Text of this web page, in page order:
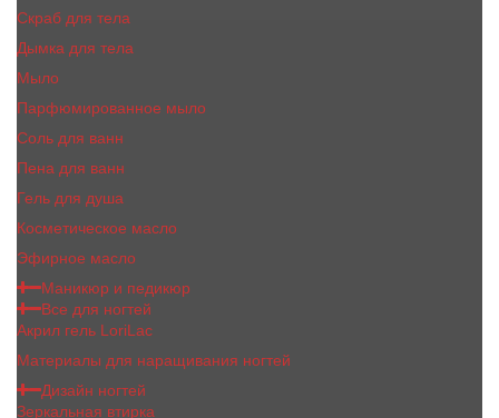
Скраб для тела
Дымка для тела
Мыло
Парфюмированное мыло
Соль для ванн
Пена для ванн
Гель для душа
Косметическое масло
Эфирное масло
Маникюр и педикюр
Все для ногтей
Акрил гель LoriLac
Материалы для наращивания ногтей
Дизайн ногтей
Зеркальная втирка